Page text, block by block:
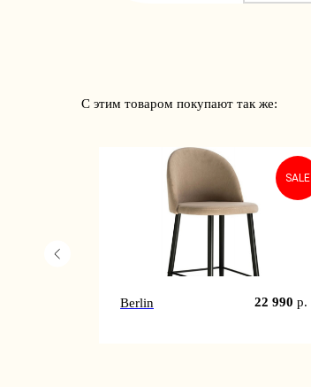
С этим товаром покупают так же:
SALE
Berlin 22 990 р.